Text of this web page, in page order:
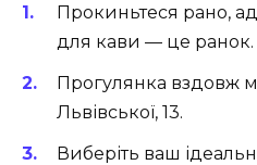
Прокиньтеся рано,
для кави — це ранок.
Прогулянка вздовж
Львівської, 13.
Виберіть ваш